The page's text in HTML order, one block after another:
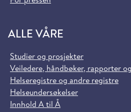
ALLE VÅRE
Studier og prosjekter
Veiledere, håndbøker, rapporter
Helseregistre og andre registre
Helseundersøkelser
Innhold A til Å